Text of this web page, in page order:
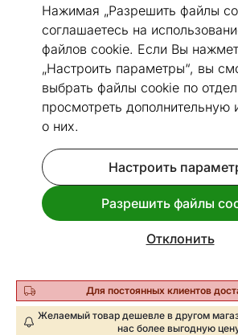
Нажимая „Разрешить файлы
соглашаетесь на
файлов cookie. Если Вы
„Настроить параметры“, вы
выбрать файлы cookie по
просмотреть
о них.
Настроить
Разрешить файлы
Отклонить
Перейти к
Перейти к
Посмотреть похожие
Корзинки для
Код 424743
Срок доставки между 11.08 -
Для постоянных клиентов
Желаемый товар дешевле в другом
нас более выгодную